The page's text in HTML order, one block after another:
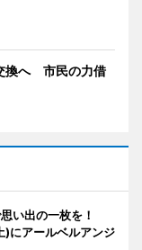
換へ 市民の力借
い出の一枚を！
)にアールベルアンジ